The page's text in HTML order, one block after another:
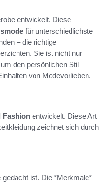
entwickelt. Diese
für unterschiedlichste
– die richtige
Sie ist nicht nur
den persönlichen Stil
von Modevorlieben.
Fashion entwickelt. Diese Art
zeichnet sich durch
gedacht ist. Die *Merkmale*